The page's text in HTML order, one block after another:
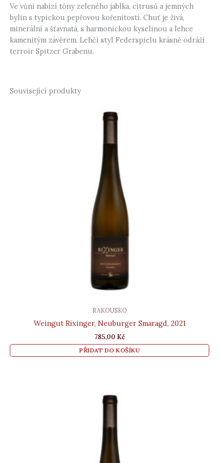
Ve vůni nabízí tóny zeleného jablka, citrusů a jemných
bylin s typickou pepřovou kořenitostí. Chuť je živá,
minerální a šťavnatá, s harmonickou kyselinou a lehce
kamenitým závěrem. Lehčí styl Federspielu krásně odráží
terroir Spitzer Grabenu.
Související produkty
RAKOUSKO
Weingut Rixinger, Neuburger Smaragd, 2021
785,00 Kč
PŘIDAT DO KOŠÍKU